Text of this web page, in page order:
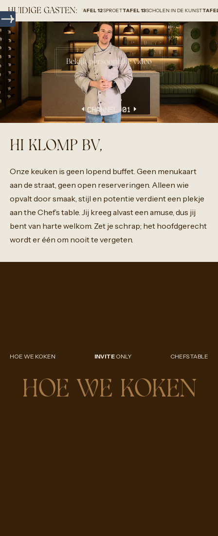
HUIDIGE GASTEN:
GROUP HOLLAND B.V.TAFEL 12 SPROETTAFEL 13SCHOLEN IN DE KUNSTTAFEL 14
Bekijk persoonlijke video
CHANNEL 01
HI KLOMP BV,
Onze keuken is geen lopend buffet. Geen menukaart
aan de straat, geen open reserveringen. Alleen wie
opvaltdoorsmaak, stijl en potentie verdienteen plekje
aan the Chef’s table. Jij kreeg alvasteen amuse, dus jij
bentvan harte welkom. Zet je schrap; het hoofdgerecht
wordteréén om nooitte vergeten.
HOE WE KOKEN INVITEONLY CHEFS TABLE
HOE WE KOKEN